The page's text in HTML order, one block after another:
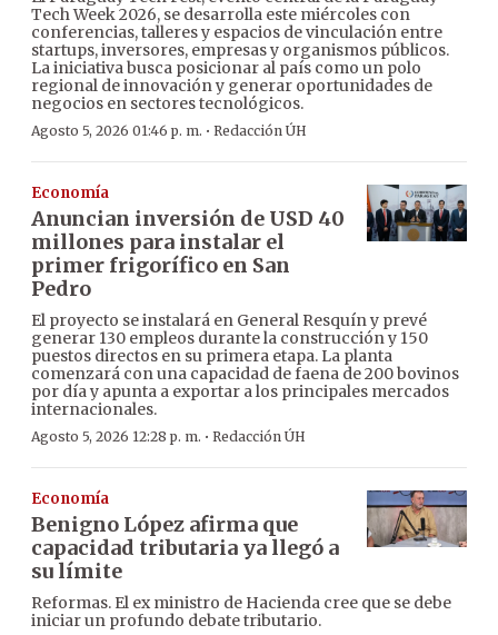
Tech Week 2026, se desarrolla este miércoles con
conferencias, talleres y espacios de vinculación entre
startups, inversores, empresas y organismos públicos.
La iniciativa busca posicionar al país como un polo
regional de innovación y generar oportunidades de
negocios en sectores tecnológicos.
Agosto 5, 2026 01:46 p. m. · Redacción ÚH
Economía
Anuncian inversión de USD 40
millones para instalar el
primer frigorífico en San
Pedro
El proyecto se instalará en General Resquín y prevé
generar 130 empleos durante la construcción y 150
puestos directos en su primera etapa. La planta
comenzará con una capacidad de faena de 200 bovinos
por día y apunta a exportar a los principales mercados
internacionales.
Agosto 5, 2026 12:28 p. m. · Redacción ÚH
Economía
Benigno López afirma que
capacidad tributaria ya llegó a
su límite
Reformas. El ex ministro de Hacienda cree que se debe
iniciar un profundo debate tributario.